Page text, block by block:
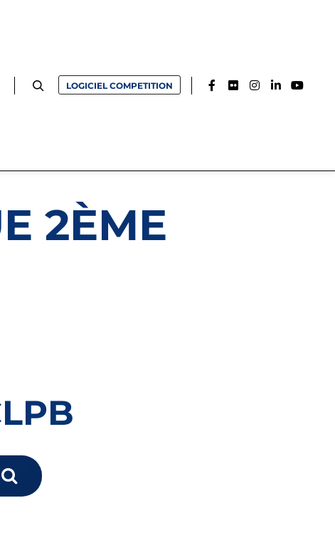
LOGICIEL COMPETITION
2ÈME